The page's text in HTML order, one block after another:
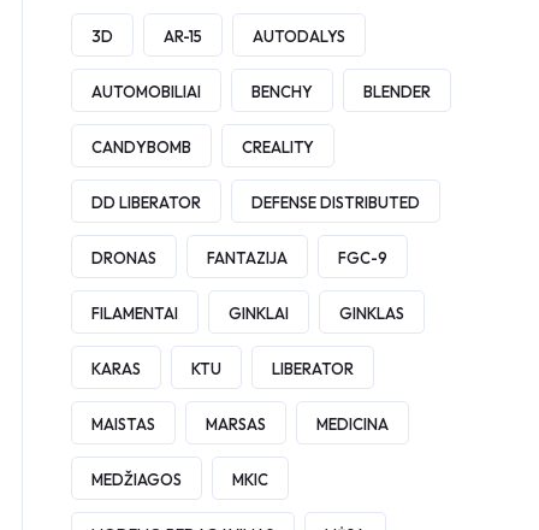
3D AR-15 AUTODALYS
AUTOMOBILIAI BENCHY BLENDER
CANDYBOMB CREALITY
DD LIBERATOR DEFENSE DISTRIBUTED
DRONAS FANTAZIJA FGC-9
FILAMENTAI GINKLAI GINKLAS
KARAS KTU LIBERATOR
MAISTAS MARSAS MEDICINA
MEDŽIAGOS MKIC